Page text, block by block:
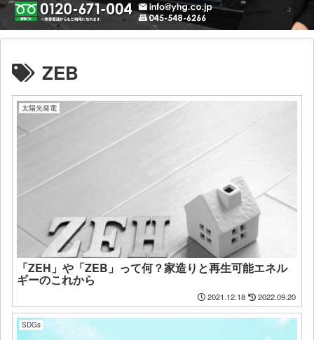
ZEB
太陽光発電
「ZEH」や「ZEB」って何？家造りと再生可能エネル
ギーのこれから
2021.12.18 2022.09.20
SDGs